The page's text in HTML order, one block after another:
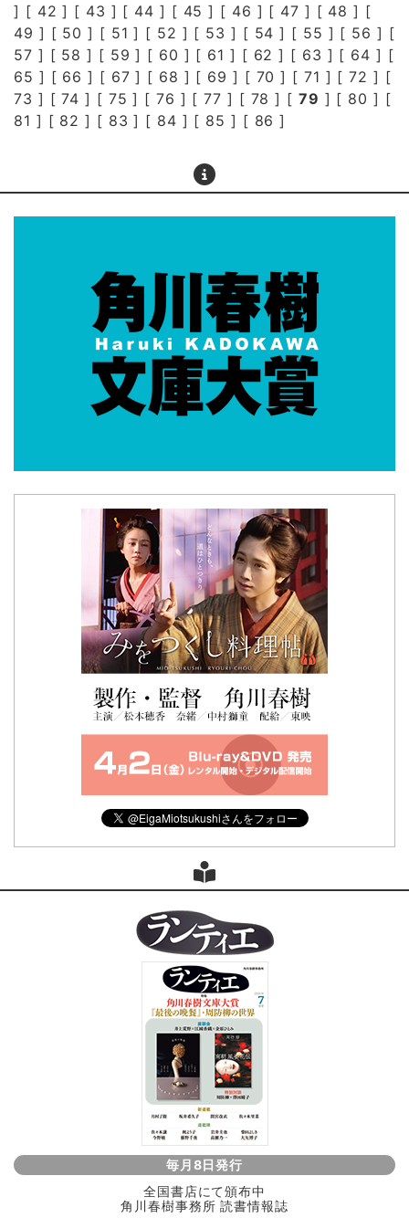
] [ 42 ] [ 43 ] [ 44 ] [ 45 ] [ 46 ] [ 47 ] [ 48 ] [
49 ] [ 50 ] [ 51 ] [ 52 ] [ 53 ] [ 54 ] [ 55 ] [ 56 ] [
57 ] [ 58 ] [ 59 ] [ 60 ] [ 61 ] [ 62 ] [ 63 ] [ 64 ] [
65 ] [ 66 ] [ 67 ] [ 68 ] [ 69 ] [ 70 ] [ 71 ] [72 ] [
73 ] [74 ] [ 75 ] [ 76 ] [77 ] [ 78 ] [ 79 ] [ 80 ] [
81 ] [ 82 ] [ 83 ] [ 84 ] [ 85 ] [ 86 ]
毎月8日発行
全国書店にて頒布中
角川春樹事務所 読書情報誌